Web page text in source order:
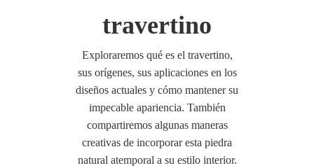
travertino
Exploraremos qué es el travertino,
sus orígenes, sus aplicaciones en los
diseños actuales y cómo mantener su
impecable apariencia. También
compartiremos algunas maneras
creativas de incorporar esta piedra
natural atemporal a su estilo interior.